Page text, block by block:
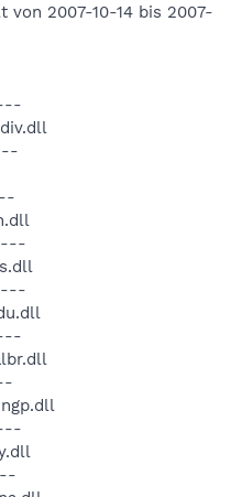
von 2007-10-14 bis 2007-